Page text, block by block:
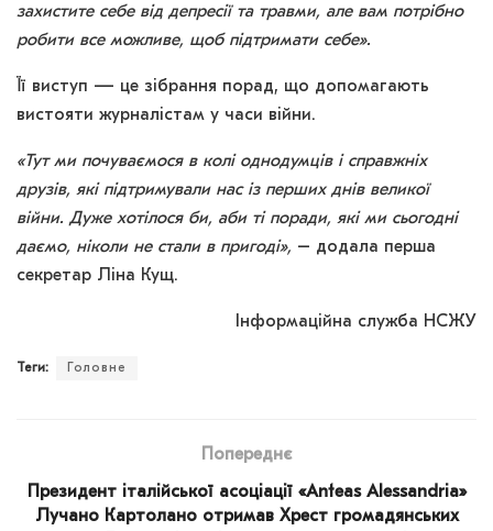
захистите себе від депресії та травми, але вам потрібно
робити все можливе, щоб підтримати себе».
Її виступ — це зібрання порад, що допомагають
вистояти журналістам у часи війни.
«Тут ми почуваємося в колі однодумців і справжніх
друзів, які підтримували нас із перших днів великої
війни. Дуже хотілося би, аби ті поради, які ми сьогодні
даємо, ніколи не стали в пригоді», – додала перша
секретар Ліна Кущ.
Інформаційна служба НСЖУ
Теги: Головне
Попереднє
Президент італійської асоціації «Anteas Alessandria»
Лучано Картолано отримав Хрест громадянських